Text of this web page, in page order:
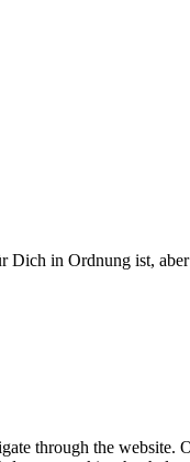
Dich in Ordnung ist,
through the website.